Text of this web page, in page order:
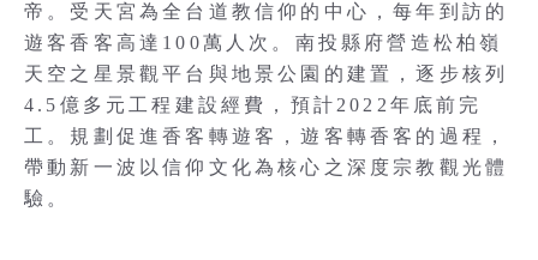
帝。受天宮為全台道教信仰的中心，每年到訪的
遊客香客高達100萬人次。南投縣府營造松柏嶺
天空之星景觀平台與地景公園的建置，逐步核列
4.5億多元工程建設經費，預計2022年底前完
工。規劃促進香客轉遊客，遊客轉香客的過程，
帶動新一波以信仰文化為核心之深度宗教觀光體
驗。